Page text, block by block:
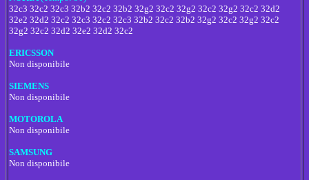
32c3 32c2 32c3 32b2 32c2 32b2 32g2 32c2 32g2 32c2 32g2 32c2 32d2
32e2 32d2 32c2 32c3 32c2 32c3 32b2 32c2 32b2 32g2 32c2 32g2 32c2
32g2 32c2 32d2 32e2 32d2 32c2
ERICSSON
Non disponibile
SIEMENS
Non disponibile
MOTOROLA
Non disponibile
SAMSUNG
Non disponibile